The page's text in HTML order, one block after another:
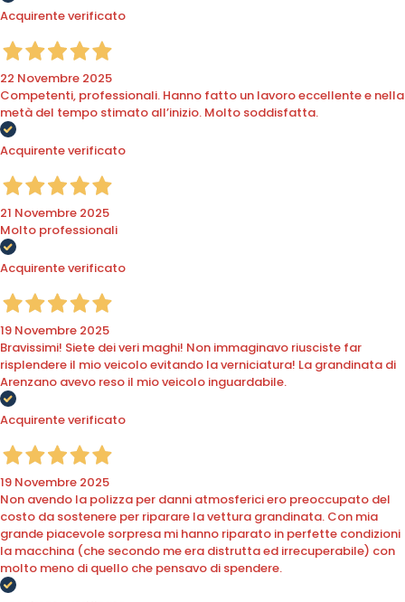
Acquirente verificato
22 Novembre 2025
Competenti, professionali. Hanno fatto un lavoro eccellente e nella
metà del tempo stimato all’inizio. Molto soddisfatta.
Acquirente verificato
21 Novembre 2025
Molto professionali
Acquirente verificato
19 Novembre 2025
Bravissimi! Siete dei veri maghi! Non immaginavo riusciste far
risplendere il mio veicolo evitando la verniciatura! La grandinata di
Arenzano avevo reso il mio veicolo inguardabile.
Acquirente verificato
19 Novembre 2025
Non avendo la polizza per danni atmosferici ero preoccupato del
costo da sostenere per riparare la vettura grandinata. Con mia
grande piacevole sorpresa mi hanno riparato in perfette condizioni
la macchina (che secondo me era distrutta ed irrecuperabile) con
molto meno di quello che pensavo di spendere.